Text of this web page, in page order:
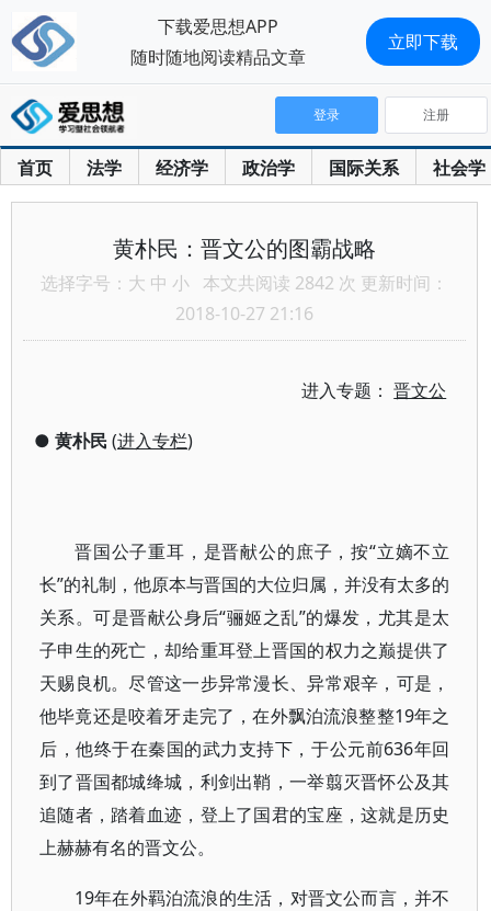
首页 法学 经济学 政治学 国际关系 社会学
登录 注册
黄朴民：晋文公的图霸战略
选择字号： 大 中 小 本文共阅读 2842 次 更新时间：
2018-10-27 21:16
进入专题：晋文公
● 黄朴民(进入专栏)
晋国公子重耳，是晋献公的庶子，按“立嫡不立
长”的礼制，他原本与晋国的大位归属，并没有太多的
关系。可是晋献公身后“骊姬之乱”的爆发，尤其是太
子申生的死亡，却给重耳登上晋国的权力之巅提供了
天赐良机。尽管这一步异常漫长、异常艰辛，可是，
他毕竟还是咬着牙走完了，在外飘泊流浪整整19年之
后，他终于在秦国的武力支持下，于公元前636年回
到了晋国都城绛城，利剑出鞘，一举翦灭晋怀公及其
追随者，踏着血迹，登上了国君的宝座，这就是历史
上赫赫有名的晋文公。
19年在外羁泊流浪的生活，对晋文公而言，并不
下载爱思想APP
随时随地阅读精品文章
立即下载